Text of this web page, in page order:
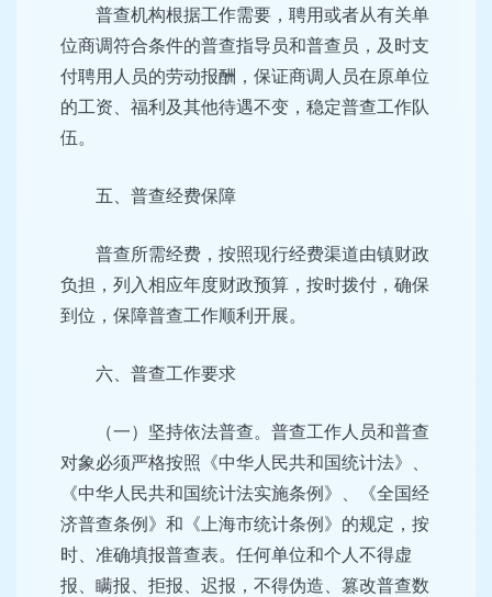
普查机构根据工作需要，聘用或者从有关单
位商调符合条件的普查指导员和普查员，及时支
付聘用人员的劳动报酬，保证商调人员在原单位
的工资、福利及其他待遇不变，稳定普查工作队
伍。
五、普查经费保障
普查所需经费，按照现行经费渠道由镇财政
负担，列入相应年度财政预算，按时拨付，确保
到位，保障普查工作顺利开展。
六、普查工作要求
（一）坚持依法普查。普查工作人员和普查
对象必须严格按照《中华人民共和国统计法》、
《中华人民共和国统计法实施条例》、《全国经
济普查条例》和《上海市统计条例》的规定，按
时、准确填报普查表。任何单位和个人不得虚
报、瞒报、拒报、迟报，不得伪造、篡改普查数